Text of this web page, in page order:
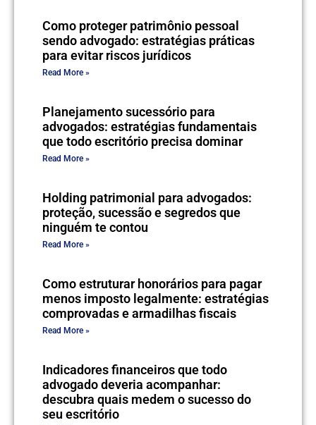
Como proteger patrimônio pessoal
sendo advogado: estratégias práticas
para evitar riscos jurídicos
Read More »
Planejamento sucessório para
advogados: estratégias fundamentais
que todo escritório precisa dominar
Read More »
Holding patrimonial para advogados:
proteção, sucessão e segredos que
ninguém te contou
Read More »
Como estruturar honorários para pagar
menos imposto legalmente: estratégias
comprovadas e armadilhas fiscais
Read More »
Indicadores financeiros que todo
advogado deveria acompanhar:
descubra quais medem o sucesso do
seu escritório